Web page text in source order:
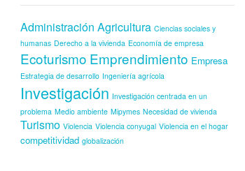
Administración Agricultura Ciencias sociales y
humanas Derecho a la vivienda Economía de empresa
Ecoturismo Emprendimiento Empresa
Estrategia de desarrollo Ingeniería agrícola
Investigación Investigación centrada en un
problema Medio ambiente Mipymes Necesidad de vivienda
Turismo Violencia Violencia conyugal Violencia en el hogar
competitividad globalización